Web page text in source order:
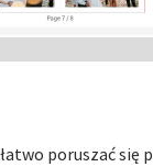
poruszać się